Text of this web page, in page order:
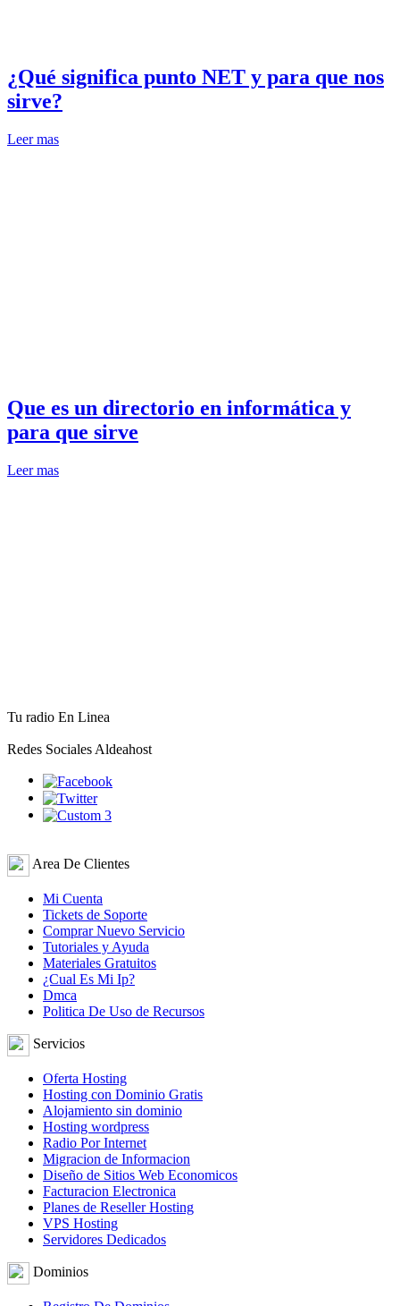
¿Qué significa punto NET y para que nos
sirve?
Leer mas
Que es un directorio en informática y
para que sirve
Leer mas
Tu radio En Linea
Redes Sociales Aldeahost
Area De Clientes
Mi Cuenta
Tickets de Soporte
Comprar Nuevo Servicio
Tutoriales y Ayuda
Materiales Gratuitos
¿Cual Es Mi Ip?
Dmca
Politica De Uso de Recursos
Servicios
Oferta Hosting
Hosting con Dominio Gratis
Alojamiento sin dominio
Hosting wordpress
Radio Por Internet
Migracion de Informacion
Diseño de Sitios Web Economicos
Facturacion Electronica
Planes de Reseller Hosting
VPS Hosting
Servidores Dedicados
Dominios